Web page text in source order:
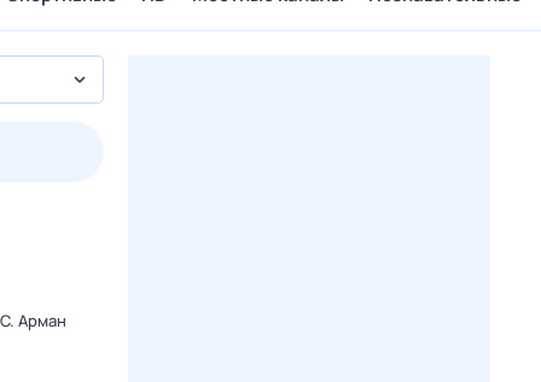
Арман